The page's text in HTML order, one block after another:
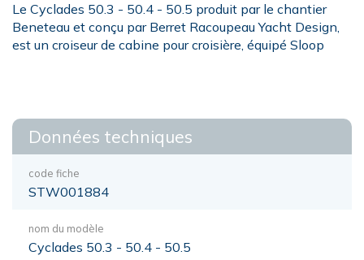
Le Cyclades 50.3 - 50.4 - 50.5 produit par le chantier
Beneteau et conçu par Berret Racoupeau Yacht Design,
est un croiseur de cabine pour croisière, équipé Sloop
Données techniques
code fiche
STW001884
nom du modèle
Cyclades 50.3 - 50.4 - 50.5